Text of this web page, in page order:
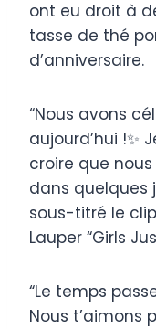
ont eu droit à
tasse de thé
d’anniversaire.
“Nous avons
aujourd’hui !✨
croire que
dans quelques
sous-titré le
Lauper “Girls
“Le temps
Nous t’aimons